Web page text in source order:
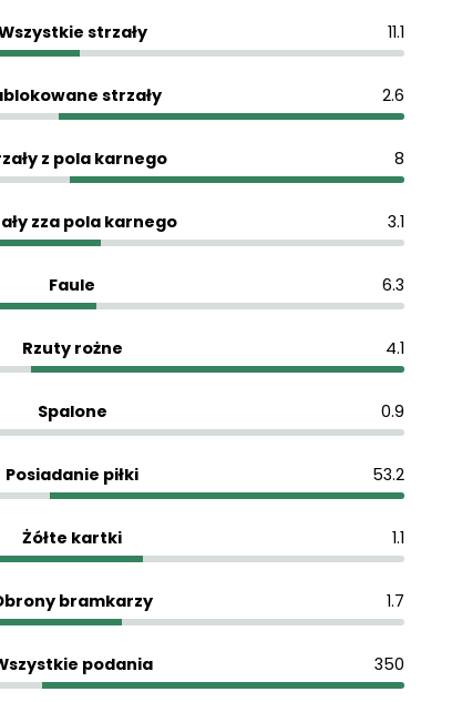
strzały 11.1
strzały 2.6
z pola karnego 8
zza pola karnego 3.1
Faule 6.3
Rzuty rożne 4.1
Spalone 0.9
Posiadanie piłki 53.2
Żółte kartki 1.1
bramkarzy 1.7
podania 350